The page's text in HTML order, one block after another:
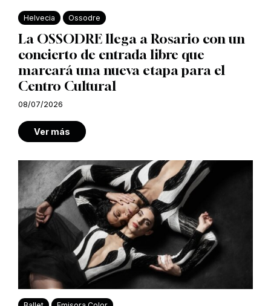
Helvecia Ossodre
La OSSODRE llega a Rosario con un
concierto de entrada libre que
marcará una nueva etapa para el
Centro Cultural
08/07/2026
Ver más